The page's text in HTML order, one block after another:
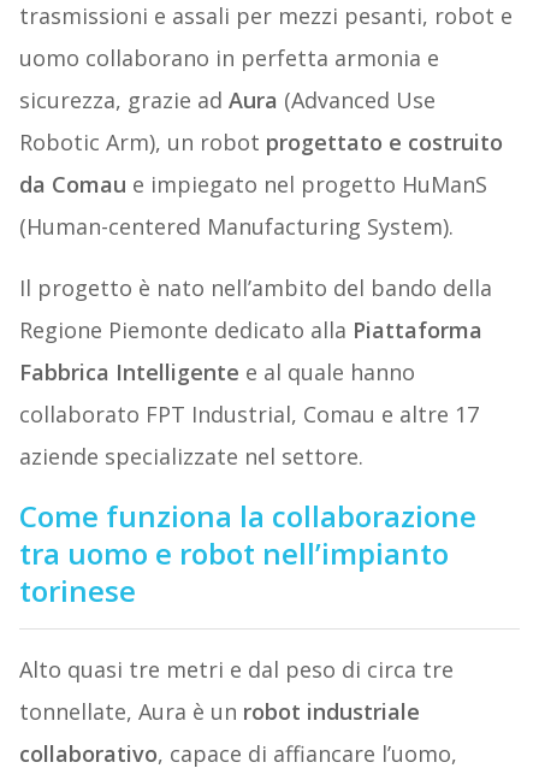
trasmissioni e assali per mezzi pesanti, robot e
uomo collaborano in perfetta armonia e
sicurezza, grazie ad Aura (Advanced Use
Robotic Arm), un robot progettato e costruito
da Comau e impiegato nel progetto HuManS
(Human-centered Manufacturing System).
Il progetto è nato nell’ambito del bando della
Regione Piemonte dedicato alla Piattaforma
Fabbrica Intelligente e al quale hanno
collaborato FPT Industrial, Comau e altre 17
aziende specializzate nel settore.
Come funziona la collaborazione
tra uomo e robot nell’impianto
torinese
Alto quasi tre metri e dal peso di circa tre
tonnellate, Aura è un robot industriale
collaborativo, capace di affiancare l’uomo,